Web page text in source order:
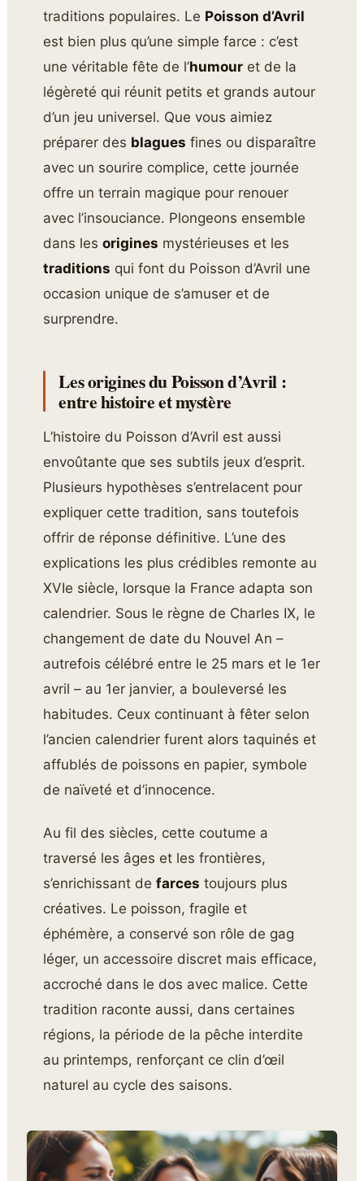
traditions populaires. Le Poisson d’Avril
est bien plus qu’une simple farce : c’est
une véritable fête de l’humour et de la
légèreté qui réunit petits et grands autour
d’un jeu universel. Que vous aimiez
préparer des blagues fines ou disparaître
avec un sourire complice, cette journée
offre un terrain magique pour renouer
avec l’insouciance. Plongeons ensemble
dans lesorigines mystérieuses et les
traditions qui font du Poisson d’Avril une
occasion unique de s’amuser et de
surprendre.
Les origines du Poisson d’Avril :
entre histoire et mystère
L’histoire du Poisson d’Avril est aussi
envoûtante que ses subtils jeux d’esprit.
Plusieurs hypothèses s’entrelacent pour
expliquer cette tradition, sans toutefois
offrir de réponse définitive. L’une des
explications les plus crédibles remonte au
XVIe siècle, lorsque la France adapta son
calendrier. Sous le règne de Charles IX, le
changement de date du Nouvel An –
autrefois célébré entre le 25 mars et le 1er
avril – au 1er janvier, a bouleversé les
habitudes. Ceux continuant à fêter selon
l’ancien calendrier furent alors taquinés et
affublés de poissons en papier, symbole
de naïveté et d’innocence.
Au fil des siècles, cette coutume a
traversé les âges et les frontières,
s’enrichissant defarces toujours plus
créatives. Le poisson, fragile et
éphémère, a conservé son rôle de gag
léger, un accessoire discret mais efficace,
accroché dans le dos avec malice. Cette
tradition raconte aussi, dans certaines
régions, la période de la pêche interdite
au printemps, renforçant ce clin d’œil
naturel au cycle des saisons.